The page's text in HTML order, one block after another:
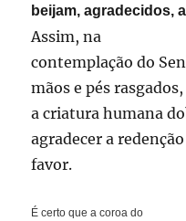
beijam, agradecidos,
Assim, na
contemplação do
mãos e pés
a criatura humana
agradecer a
favor.
É certo que a coroa do